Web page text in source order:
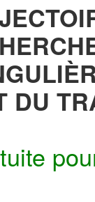
DU